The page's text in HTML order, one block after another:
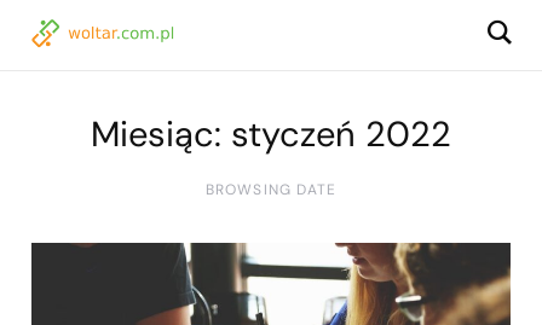
Miesiąc: styczeń 2022
BROWSING DATE